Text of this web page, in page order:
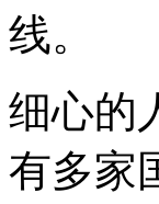
线。
细心的
有多家